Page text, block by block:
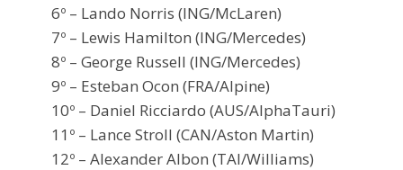
6º – Lando Norris (ING/McLaren)
7º – Lewis Hamilton (ING/Mercedes)
8º – George Russell (ING/Mercedes)
9º – Esteban Ocon (FRA/Alpine)
10º – Daniel Ricciardo (AUS/AlphaTauri)
11º – Lance Stroll (CAN/Aston Martin)
12º – Alexander Albon (TAI/Williams)